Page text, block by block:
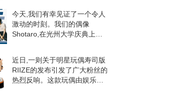
名义捐赠了高达一亿韩元
今天,我们有幸见证了一个令人
激动的时刻。我们的偶像
Shotaro,在光州大学庆典上展
关注和期待。近日,官方IG账号
更新了一条令
近日,一则关于明星玩偶寿司版
RIIZE的发布引发了广大粉丝的
热烈反响。这款玩偶由娱乐博